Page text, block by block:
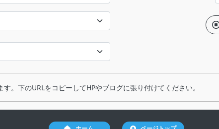
。下のURLをコピーしてHPやブログに張り付けてください。